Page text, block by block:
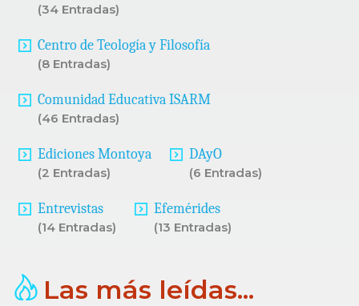
(34 Entradas)
Centro de Teología y Filosofía
(8 Entradas)
Comunidad Educativa ISARM
(46 Entradas)
Ediciones Montoya
(2 Entradas)
DAyO
(6 Entradas)
Entrevistas
(14 Entradas)
Efemérides
(13 Entradas)
Las más leídas...